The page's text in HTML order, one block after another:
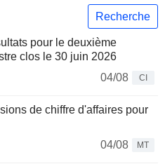
Recherche
pour le deuxième
clos le 30 juin 2026
04/08
CI
de chiffre d'affaires pour
04/08
MT